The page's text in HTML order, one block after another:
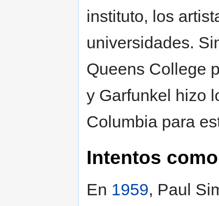
instituto, los
universidades.
Queens College
y Garfunkel hizo
Columbia para
Intentos
En 1959, Paul